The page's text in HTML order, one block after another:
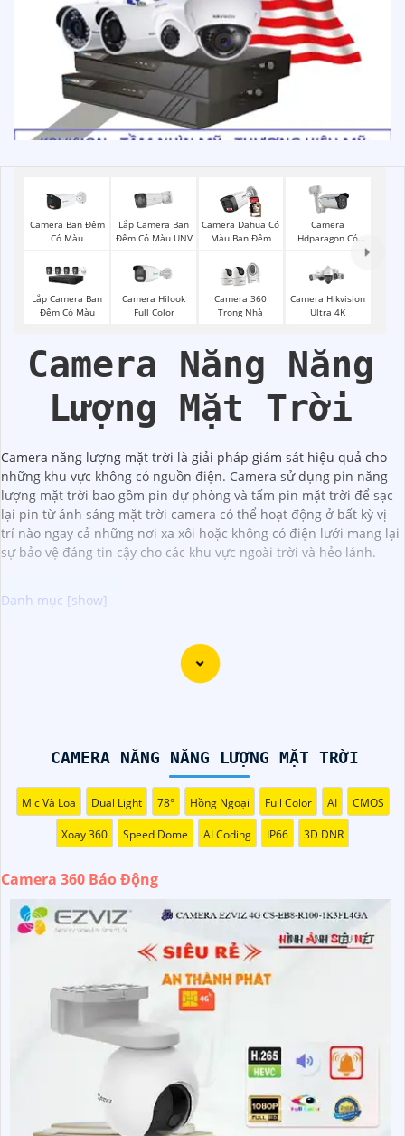
Camera Ban Đêm
Có Màu
Lắp Camera Ban
Đêm Có Màu UNV
Camera Dahua Có
Màu Ban Đêm
Camera
Hdparagon Có
Lắp Camera Ban
Đêm Có Màu
Camera Hilook
Full Color
Camera 360
Trong Nhà
Camera Hikvision
Ultra 4K
Camera Năng Năng
Lượng Mặt Trời
Camera năng lượng mặt trời là giải pháp giám sát hiệu quả cho
những khu vực không có nguồn điện. Camera sử dụng pin năng
lượng mặt trời bao gồm pin dự phòng và tấm pin mặt trời để sạc
lại pin từ ánh sáng mặt trời camera có thể hoạt động ở bất kỳ vị
trí nào ngay cả những nơi xa xôi hoặc không có điện lưới mang lại
sự bảo vệ đáng tin cậy cho các khu vực ngoài trời và hẻo lánh.
Camera 360 Báo Động Hình ảnh sắt nét mang lại cho bạn
trải nghiệm giám sát an ninh chất lượng cao. Với khả năng
dàng. Đặc điểm chất lượng hơn tính năng báo động thông
minh sẽ cảnh báo ngay lập tức khi phát hiện sự cố, giúp
gia tăng an ninh cho ngôi nhà hoặc cơ sở của bạn. Camera
360 Báo Động Hình ảnh sắt nét là sự lựa chọn lý tưởng để
bảo vệ và giám sát an ninh cho bạn và gia đình.
CAMERA NĂNG NĂNG LƯỢNG MẶT TRỜI
Mic Và Loa Dual Light 78° Hồng Ngoại Full Color AI CMOS
Xoay 360 Speed Dome AI Coding IP66 3D DNR
Camera 360 Báo Động